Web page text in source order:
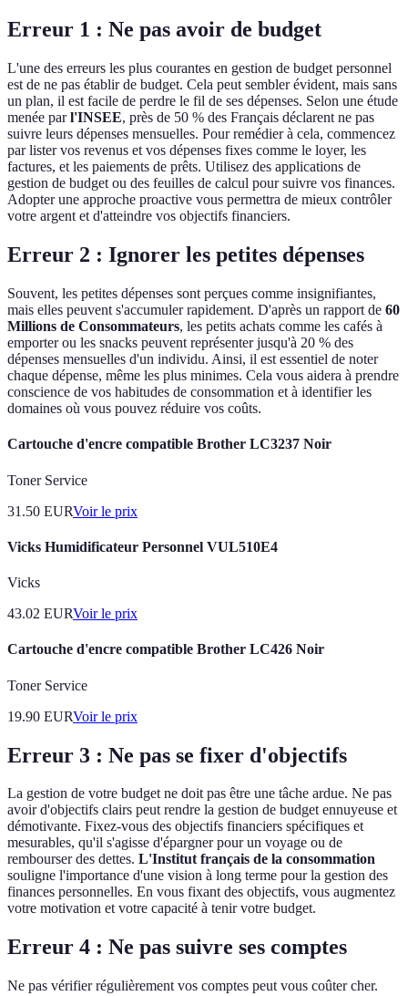
Erreur 1 : Ne pas avoir de budget
L'une des erreurs les plus courantes en gestion de budget personnel
est de ne pas établir de budget. Cela peut sembler évident, mais sans
un plan, il est facile de perdre le fil de ses dépenses. Selon une étude
menée parl'INSEE, près de 50 % des Français déclarent ne pas
suivre leurs dépenses mensuelles. Pour remédier à cela, commencez
par lister vos revenus et vos dépenses fixes comme le loyer, les
factures, et les paiements de prêts. Utilisez des applications de
gestion de budget ou des feuilles de calcul pour suivre vos finances.
Adopter une approche proactive vous permettra de mieux contrôler
votre argent et d'atteindre vos objectifs financiers.
Erreur 2 : Ignorer les petites dépenses
Souvent, les petites dépenses sont perçues comme insignifiantes,
mais elles peuvent s'accumuler rapidement. D'après un rapport de 60
Millions de Consommateurs, les petits achats comme les cafés à
emporter ou les snacks peuvent représenter jusqu'à 20 % des
dépenses mensuelles d'un individu. Ainsi, il est essentiel de noter
chaque dépense, même les plus minimes. Cela vous aidera à prendre
conscience de vos habitudes de consommation et à identifier les
domaines où vous pouvez réduire vos coûts.
Cartouche d'encre compatible Brother LC3237 Noir
Toner Service
31.50 EURVoir le prix
Vicks Humidificateur Personnel VUL510E4
Vicks
43.02 EURVoir le prix
Cartouche d'encre compatible Brother LC426 Noir
Toner Service
19.90 EURVoir le prix
Erreur 3 : Ne pas se fixer d'objectifs
La gestion de votre budget ne doit pas être une tâche ardue. Ne pas
avoir d'objectifs clairs peut rendre la gestion de budget ennuyeuse et
démotivante. Fixez-vous des objectifs financiers spécifiques et
mesurables, qu'il s'agisse d'épargner pour un voyage ou de
rembourser des dettes. L'Institut français de la consommation
souligne l'importance d'une vision à long terme pour la gestion des
finances personnelles. En vous fixant des objectifs, vous augmentez
votre motivation et votre capacité à tenir votre budget.
Erreur 4 : Ne pas suivre ses comptes
Ne pas vérifier régulièrement vos comptes peut vous coûter cher.